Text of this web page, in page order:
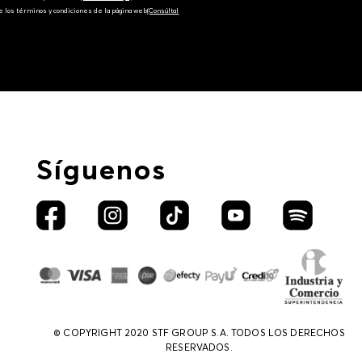
los términos y condiciones de la página web‎(Consúltal
Síguenos
© COPYRIGHT 2020 STF GROUP S.A. TODOS LOS DERECHOS
RESERVADOS.